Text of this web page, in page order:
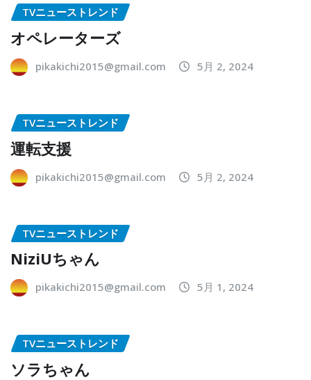
TVニューストレンド
オペレーターズ
pikakichi2015@gmail.com 5月 2, 2024
TVニューストレンド
運転支援
pikakichi2015@gmail.com 5月 2, 2024
TVニューストレンド
NiziUちゃん
pikakichi2015@gmail.com 5月 1, 2024
TVニューストレンド
ソラちゃん